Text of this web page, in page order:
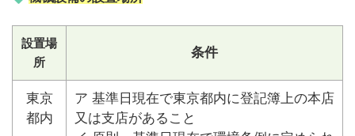
設置場
所
条件
東京
都内
ア 基準日現在で東京都内に登記簿上の本店
又は支店があること